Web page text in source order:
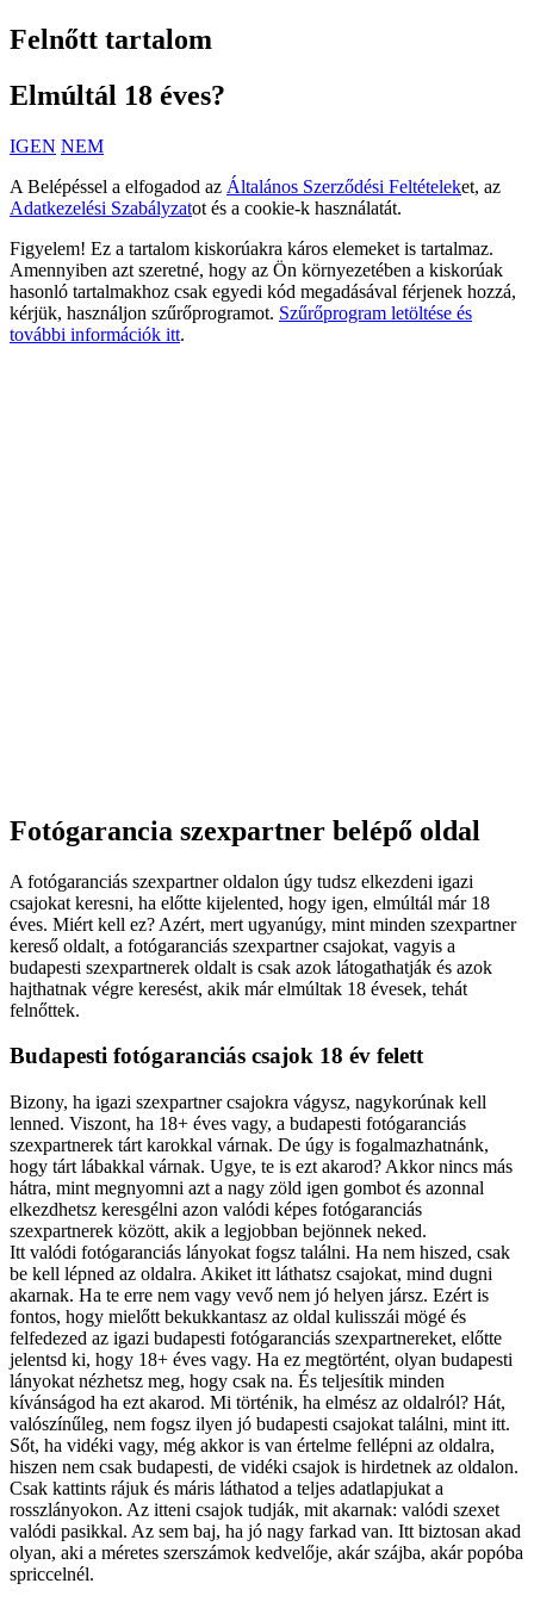
Felnőtt tartalom
Elmúltál 18 éves?
IGEN NEM
A Belépéssel a elfogadod az Általános Szerződési Feltételeket, az
Adatkezelési Szabályzatot és a cookie-k használatát.
Figyelem! Ez a tartalom kiskorúakra káros elemeket is tartalmaz.
Amennyiben azt szeretné, hogy az Ön környezetében a kiskorúak
hasonló tartalmakhoz csak egyedi kód megadásával férjenek hozzá,
kérjük, használjon szűrőprogramot. Szűrőprogram letöltése és
további információk itt.
Fotógarancia szexpartner belépő oldal
A fotógaranciás szexpartner oldalon úgy tudsz elkezdeni igazi
csajokat keresni, ha előtte kijelented, hogy igen, elmúltál már 18
éves. Miért kell ez? Azért, mert ugyanúgy, mint minden szexpartner
kereső oldalt, a fotógaranciás szexpartner csajokat, vagyis a
budapesti szexpartnerek oldalt is csak azok látogathatják és azok
hajthatnak végre keresést, akik már elmúltak 18 évesek, tehát
felnőttek.
Budapesti fotógaranciás csajok 18 év felett
Bizony, ha igazi szexpartner csajokra vágysz, nagykorúnak kell
lenned. Viszont, ha 18+ éves vagy, a budapesti fotógaranciás
szexpartnerek tárt karokkal várnak. De úgy is fogalmazhatnánk,
hogy tárt lábakkal várnak. Ugye, te is ezt akarod? Akkor nincs más
hátra, mint megnyomni azt a nagy zöld igen gombot és azonnal
elkezdhetsz keresgélni azon valódi képes fotógaranciás
szexpartnerek között, akik a legjobban bejönnek neked.
Itt valódi fotógaranciás lányokat fogsz találni. Ha nem hiszed, csak
be kell lépned az oldalra. Akiket itt láthatsz csajokat, mind dugni
akarnak. Ha te erre nem vagy vevő nem jó helyen jársz. Ezért is
fontos, hogy mielőtt bekukkantasz az oldal kulisszái mögé és
felfedezed az igazi budapesti fotógaranciás szexpartnereket, előtte
jelentsd ki, hogy 18+ éves vagy. Ha ez megtörtént, olyan budapesti
lányokat nézhetsz meg, hogy csak na. És teljesítik minden
kívánságod ha ezt akarod. Mi történik, ha elmész az oldalról? Hát,
valószínűleg, nem fogsz ilyen jó budapesti csajokat találni, mint itt.
Sőt, ha vidéki vagy, még akkor is van értelme fellépni az oldalra,
hiszen nem csak budapesti, de vidéki csajok is hirdetnek az oldalon.
Csak kattints rájuk és máris láthatod a teljes adatlapjukat a
rosszlányokon. Az itteni csajok tudják, mit akarnak: valódi szexet
valódi pasikkal. Az sem baj, ha jó nagy farkad van. Itt biztosan akad
olyan, aki a méretes szerszámok kedvelője, akár szájba, akár popóba
spriccelnél.